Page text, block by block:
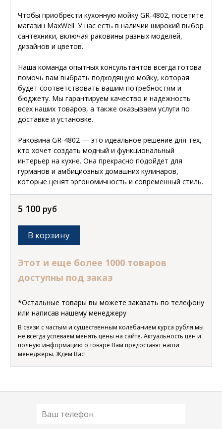
Чтобы приобрести кухонную мойку GR-4802, посетите
магазин MaxWell. У нас есть в наличии широкий выбор
сантехники, включая раковины разных моделей,
дизайнов и цветов.
Наша команда опытных консультантов всегда готова
помочь вам выбрать подходящую мойку, которая
будет соответствовать вашим потребностям и
бюджету. Мы гарантируем качество и надежность
всех наших товаров, а также оказываем услуги по
доставке и установке.
Раковина GR-4802 — это идеальное решение для тех,
кто хочет создать модный и функциональный
интерьер на кухне. Она прекрасно подойдет для
гурманов и амбициозных домашних кулинаров,
которые ценят эргономичность и современный стиль.
5 100 руб
В корзину
Этот и еще более 1000 товаров
доступны под заказ
*Остальные товары вы можете заказать по телефону
или написав нашему менеджеру
В связи с частым и существенным колебанием курса рубля мы
не всегда успеваем менять цены на сайте. Актуальность цен и
полную информацию о товаре Вам предоставят наши
менеджеры. Ждём Вас!